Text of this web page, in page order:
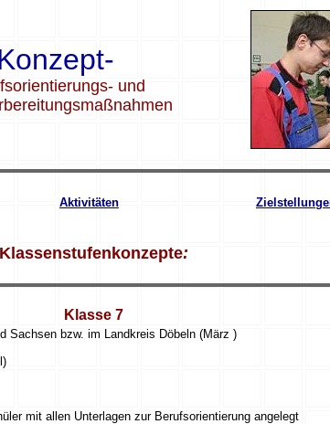
und
Aktivitäten
Klassenstufenkonzepte:
Klasse 7
Sachsen bzw. im Landkreis Döbeln (März )
mit allen Unterlagen zur Berufsorientierung angelegt